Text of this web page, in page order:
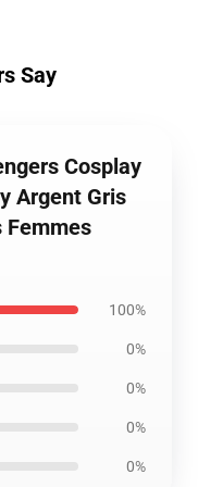
Say
Cosplay
Argent Gris
Femmes
100%
0%
0%
0%
0%